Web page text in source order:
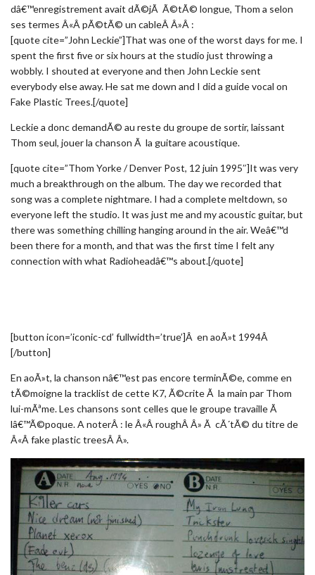
dâ€™enregistrement avait dÃ©jÃ Ã©tÃ© longue, Thom a selon
ses termes Â«Â pÃ©tÃ© un cableÂ Â»Â :
[quote cite=”John Leckie”]That was one of the worst days for me. I
spent the first five or six hours at the studio just throwing a
wobbly. I shouted at everyone and then John Leckie sent
everybody else away. He sat me down and I did a guide vocal on
Fake Plastic Trees.[/quote]
Leckie a donc demandÃ© au reste du groupe de sortir, laissant
Thom seul, jouer la chanson Ã la guitare acoustique.
[quote cite=”Thom Yorke / Denver Post, 12 juin 1995″]It was very
much a breakthrough on the album. The day we recorded that
song was a complete nightmare. I had a complete meltdown, so
everyone left the studio. It was just me and my acoustic guitar, but
there was something chilling hanging around in the air. Weâ€™d
been there for a month, and that was the first time I felt any
connection with what Radioheadâ€™s about.[/quote]
[button icon=’iconic-cd’ fullwidth=’true’]Â en aoÃ»t 1994Â
[/button]
En aoÃ»t, la chanson nâ€™est pas encore terminÃ©e, comme en
tÃ©moigne la tracklist de cette K7, Ã©crite Ã la main par Thom
lui-mÃªme. Les chansons sont celles que le groupe travaille Ã
lâ€™Ã©poque. A noterÂ : le Â«Â roughÂ Â» Ã cÃ´tÃ© du titre de
Â«Â fake plastic treesÂ Â».